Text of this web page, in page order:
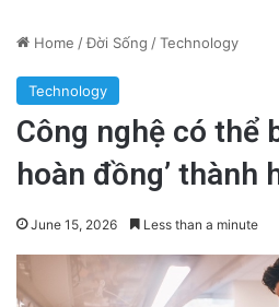
Home /Đời Sống /Technology
Technology
Công nghệ có thể
hoàn đồng’ thành
June 15, 2026 Less than a minute